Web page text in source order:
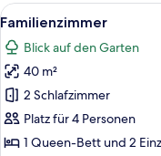
Alle
Fotos
für
Familienzimmer
anzeigen
19
Familienzimmer
Blick auf den Garten
40 m²
2 Schlafzimmer
Platz für 4 Personen
1 Queen-Bett und 2